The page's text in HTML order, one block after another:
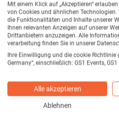
Pressemitteilungen /
Pressemeldungen
Blog29
Sortieren nach
Relevanz
Mit einem Klick auf „Akzeptieren“
von Cookies und ähnlichen
die Funktionalitäten und Inhalte unserer
Ihnen relevanten Anzeigen auf unserer
Drittanbietern anzuzeigen. Alle
verarbeitung finden Sie in unserer
Ihre Einwilligung und die cookie Richtlinie
Germany“, einschließlich: GS1 Events, GS1
Alle akzeptieren
Ablehnen